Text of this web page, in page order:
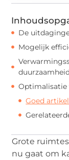
De
Mogelijk
duurzaamheid
Optimalisatie
Goed
Grote
nu gaat om